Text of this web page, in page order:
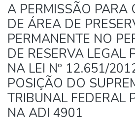
A PERMISSÃO PARA
DE ÁREA DE
PERMANENTE NO
DE RESERVA LEGAL
NA LEI Nº 12.651/
POSIÇÃO DO
TRIBUNAL FEDERAL
NA ADI 4901